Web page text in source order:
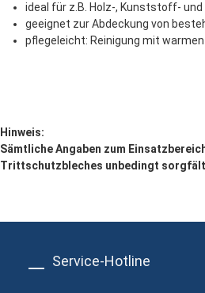
ideal für z.B. Holz-, Kunststoff-
geeignet zur Abdeckung von
pflegeleicht: Reinigung mit
Hinweis:
Sämtliche Angaben zum
Trittschutzbleches unbedingt
Service-Hotline